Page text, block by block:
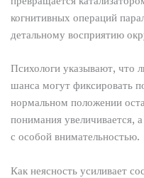
когнитивных операций
детальному восприятию
Психологи указывают, что
шанса могут фиксировать
нормальном положении
понимания увеличивается,
с особой внимательностью.
Как неясность усиливает